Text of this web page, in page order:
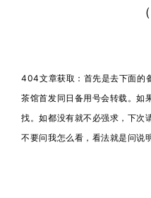
404文章获取：首先是去下面的
茶馆首发同日备用号会转载。如
找。如都没有就不必强求，下次
不要问我怎么看，看法就是问说